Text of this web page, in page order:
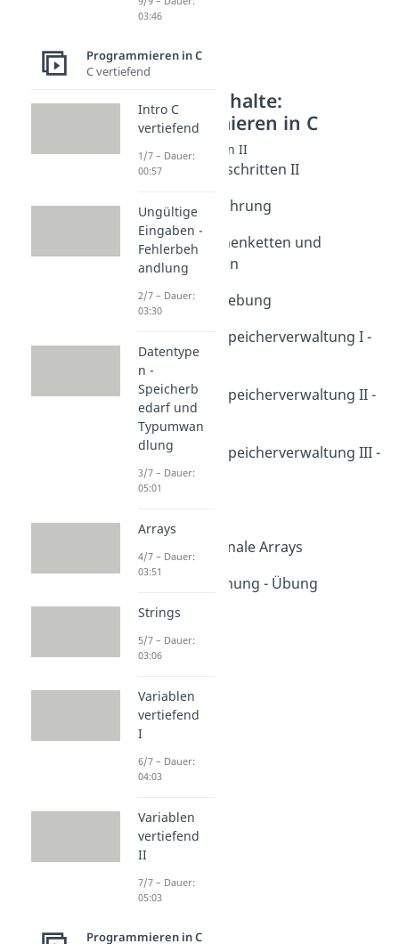
Weitere Inhalte:
Programmieren in C
C fortgeschritten II
Intro C fortgeschritten II
Pointer - Einführung
Dauer: 03:57
Pointer - Zeichenketten und
Rückgabetypen
Adressverschiebung
Dauer: 03:52
Dynamische Speicherverwaltung I -
malloc
Dauer: 03:27
Dynamische Speicherverwaltung II -
calloc
Dauer: 02:41
Dynamische Speicherverwaltung III -
realloc
Dauer: 02:40
Dauer: 03:03
Zweidimensionale Arrays
Dauer: 03:18
Matrizenrechnung - Übung
03:46
Programmieren in C
C vertiefend
Intro C
vertiefend
1/7 – Dauer:
00:57
Ungültige
Eingaben -
Fehlerbeh
andlung
2/7 – Dauer:
03:30
Datentype
n -
Speicherb
edarf und
Typumwan
dlung
3/7 – Dauer:
05:01
Arrays
4/7 – Dauer:
03:51
Strings
5/7 – Dauer:
03:06
Variablen
vertiefend
I
6/7 – Dauer:
04:03
Variablen
vertiefend
II
7/7 – Dauer:
05:03
Programmieren in C